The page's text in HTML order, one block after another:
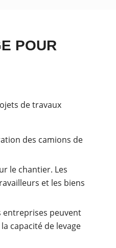
POUR
de travaux
des camions de
le chantier. Les
et les biens
entreprises peuvent
capacité de levage